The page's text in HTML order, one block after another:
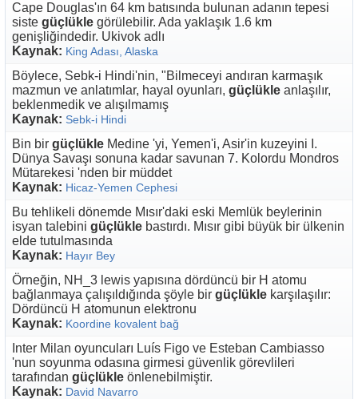
Cape Douglas'ın 64 km batısında bulunan adanın tepesi
siste güçlükle görülebilir. Ada yaklaşık 1.6 km
genişliğindedir. Ukivok adlı
Kaynak: King Adası, Alaska
Böylece, Sebk-i Hindi'nin, "Bilmeceyi andıran karmaşık
mazmun ve anlatımlar, hayal oyunları, güçlükle anlaşılır,
beklenmedik ve alışılmamış
Kaynak: Sebk-i Hindi
Bin bir güçlükle Medine 'yi, Yemen'i, Asir'in kuzeyini I.
Dünya Savaşı sonuna kadar savunan 7. Kolordu Mondros
Mütarekesi 'nden bir müddet
Kaynak: Hicaz-Yemen Cephesi
Bu tehlikeli dönemde Mısır'daki eski Memlük beylerinin
isyan talebini güçlükle bastırdı. Mısır gibi büyük bir ülkenin
elde tutulmasında
Kaynak: Hayır Bey
Örneğin, NH_3 lewis yapısına dördüncü bir H atomu
bağlanmaya çalışıldığında şöyle bir güçlükle karşılaşılır:
Dördüncü H atomunun elektronu
Kaynak: Koordine kovalent bağ
Inter Milan oyuncuları Luís Figo ve Esteban Cambiasso
'nun soyunma odasına girmesi güvenlik görevlileri
tarafından güçlükle önlenebilmiştir.
Kaynak: David Navarro